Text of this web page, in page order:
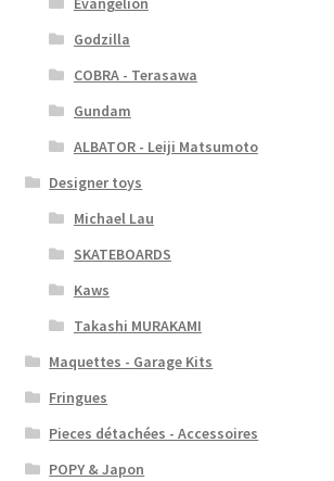
Godzilla
COBRA - Terasawa
Gundam
ALBATOR - Leiji Matsumoto
Designer toys
Michael Lau
SKATEBOARDS
Kaws
Takashi MURAKAMI
Maquettes - Garage Kits
Fringues
Pieces détachées - Accessoires
POPY & Japon